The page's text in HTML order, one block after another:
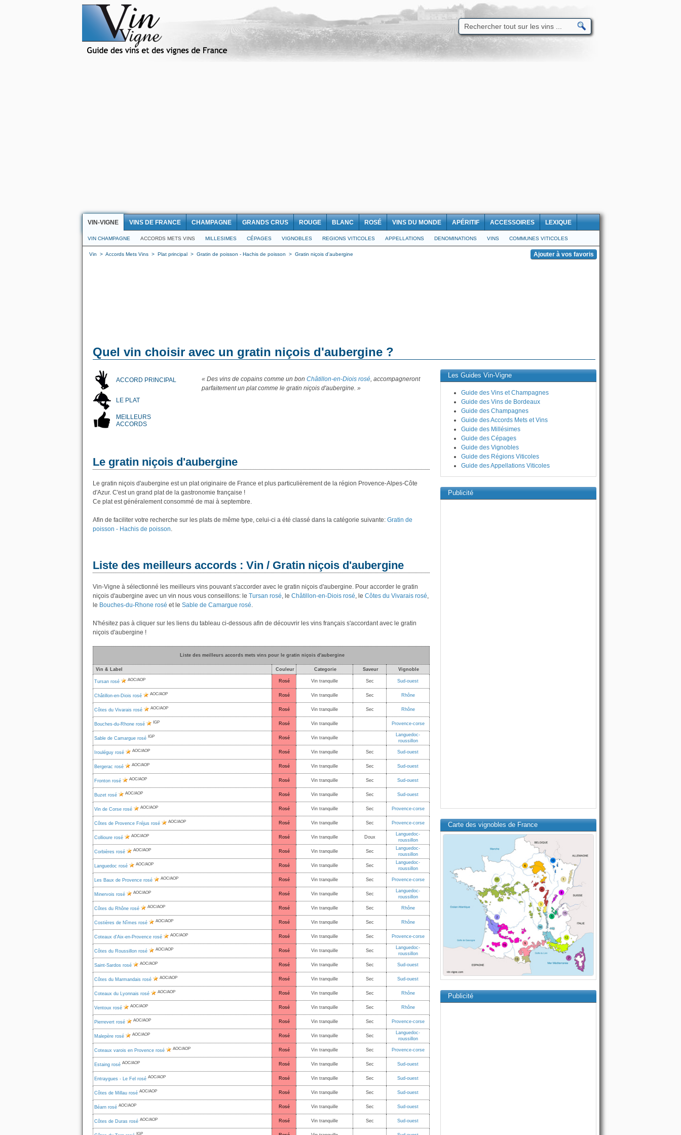
VIN-VIGNE VINS DE FRANCE CHAMPAGNE GRANDS CRUS ROUGE BLANC ROSÉ VINS DU MONDE APÉRITIF ACCESSOIRES LEXIQUE
VIN CHAMPAGNE ACCORDS METS VINS MILLESIMES CÉPAGES VIGNOBLES REGIONS VITICOLES APPELLATIONS DENOMINATIONS VINS COMMUNES VITICOLES
Vin > Accords Mets Vins > Plat principal > Gratin de poisson - Hachis de poisson > Gratin niçois d'aubergine
Quel vin choisir avec un gratin niçois d'aubergine ?
ACCORD PRINCIPAL
LE PLAT
MEILLEURS
ACCORDS
« Des vins de copains comme un bon Châtillon-en-Diois rosé, accompagneront
parfaitement un plat comme le gratin niçois d'aubergine. »
Le gratin niçois d'aubergine
Le gratin niçois d'aubergine est un plat originaire de France et plus particulièrement de la région Provence-Alpes-Côte
d'Azur. C'est un grand plat de la gastronomie française !
Ce plat est généralement consommé de mai à septembre.
Afin de faciliter votre recherche sur les plats de même type, celui-ci a été classé dans la catégorie suivante: Gratin de
poisson - Hachis de poisson.
Liste des meilleurs accords : Vin / Gratin niçois d'aubergine
Vin-Vigne à sélectionné les meilleurs vins pouvant s'accorder avec le gratin niçois d'aubergine. Pour accorder le gratin
niçois d'aubergine avec un vin nous vous conseillons: le Tursan rosé, le Châtillon-en-Diois rosé, le Côtes du Vivarais rosé,
le Bouches-du-Rhone rosé et le Sable de Camargue rosé.
N'hésitez pas à cliquer sur les liens du tableau ci-dessous afin de découvrir les vins français s'accordant avec le gratin
niçois d'aubergine !
Liste des meilleurs accords mets vins pour le gratin niçois d'aubergine
Vin & Label Couleur Categorie Saveur Vignoble
Tursan rosé AOC/AOP Rosé Vin tranquille Sec Sud-ouest
Châtillon-en-Diois rosé AOC/AOP Rosé Vin tranquille Sec Rhône
Côtes du Vivarais rosé AOC/AOP Rosé Vin tranquille Sec Rhône
Bouches-du-Rhone rosé IGP Rosé Vin tranquille Provence-corse
Sable de Camargue rosé IGP Rosé Vin tranquille
Languedoc-
roussillon
Irouléguy rosé AOC/AOP Rosé Vin tranquille Sec Sud-ouest
Bergerac rosé AOC/AOP Rosé Vin tranquille Sec Sud-ouest
Fronton rosé AOC/AOP Rosé Vin tranquille Sec Sud-ouest
Buzet rosé AOC/AOP Rosé Vin tranquille Sec Sud-ouest
Vin de Corse rosé AOC/AOP Rosé Vin tranquille Sec Provence-corse
Côtes de Provence Fréjus rosé AOC/AOP Rosé Vin tranquille Sec Provence-corse
Collioure rosé AOC/AOP Rosé Vin tranquille Doux
Languedoc-
roussillon
Corbières rosé AOC/AOP Rosé Vin tranquille Sec
Languedoc-
roussillon
Languedoc rosé AOC/AOP Rosé Vin tranquille Sec
Languedoc-
roussillon
Les Baux de Provence rosé AOC/AOP Rosé Vin tranquille Sec Provence-corse
Minervois rosé AOC/AOP Rosé Vin tranquille Sec
Languedoc-
roussillon
Côtes du Rhône rosé AOC/AOP Rosé Vin tranquille Sec Rhône
Costières de Nîmes rosé AOC/AOP Rosé Vin tranquille Sec Rhône
Coteaux d'Aix-en-Provence rosé AOC/AOP Rosé Vin tranquille Sec Provence-corse
Côtes du Roussillon rosé AOC/AOP Rosé Vin tranquille Sec
Languedoc-
roussillon
Saint-Sardos rosé AOC/AOP Rosé Vin tranquille Sec Sud-ouest
Côtes du Marmandais rosé AOC/AOP Rosé Vin tranquille Sec Sud-ouest
Coteaux du Lyonnais rosé AOC/AOP Rosé Vin tranquille Sec Rhône
Ventoux rosé AOC/AOP Rosé Vin tranquille Sec Rhône
Pierrevert rosé AOC/AOP Rosé Vin tranquille Sec Provence-corse
Malepère rosé AOC/AOP Rosé Vin tranquille Sec
Languedoc-
roussillon
Coteaux varois en Provence rosé AOC/AOP Rosé Vin tranquille Sec Provence-corse
Estaing rosé AOC/AOP Rosé Vin tranquille Sec Sud-ouest
Entraygues - Le Fel rosé AOC/AOP Rosé Vin tranquille Sec Sud-ouest
Côtes de Millau rosé AOC/AOP Rosé Vin tranquille Sec Sud-ouest
Béarn rosé AOC/AOP Rosé Vin tranquille Sec Sud-ouest
Côtes de Duras rosé AOC/AOP Rosé Vin tranquille Sec Sud-ouest
IGP
Les Guides Vin-Vigne
Guide des Vins et Champagnes
Guide des Vins de Bordeaux
Guide des Champagnes
Guide des Accords Mets et Vins
Guide des Millésimes
Guide des Cépages
Guide des Vignobles
Guide des Régions Viticoles
Guide des Appellations Viticoles
Publicité
Carte des vignobles de France
Publicité